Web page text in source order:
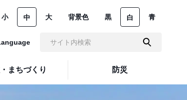
まちづくり 防災
小 中 大 背景色 黒 白 青